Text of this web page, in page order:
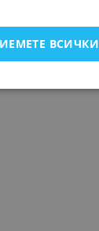
ВСИЧКИ